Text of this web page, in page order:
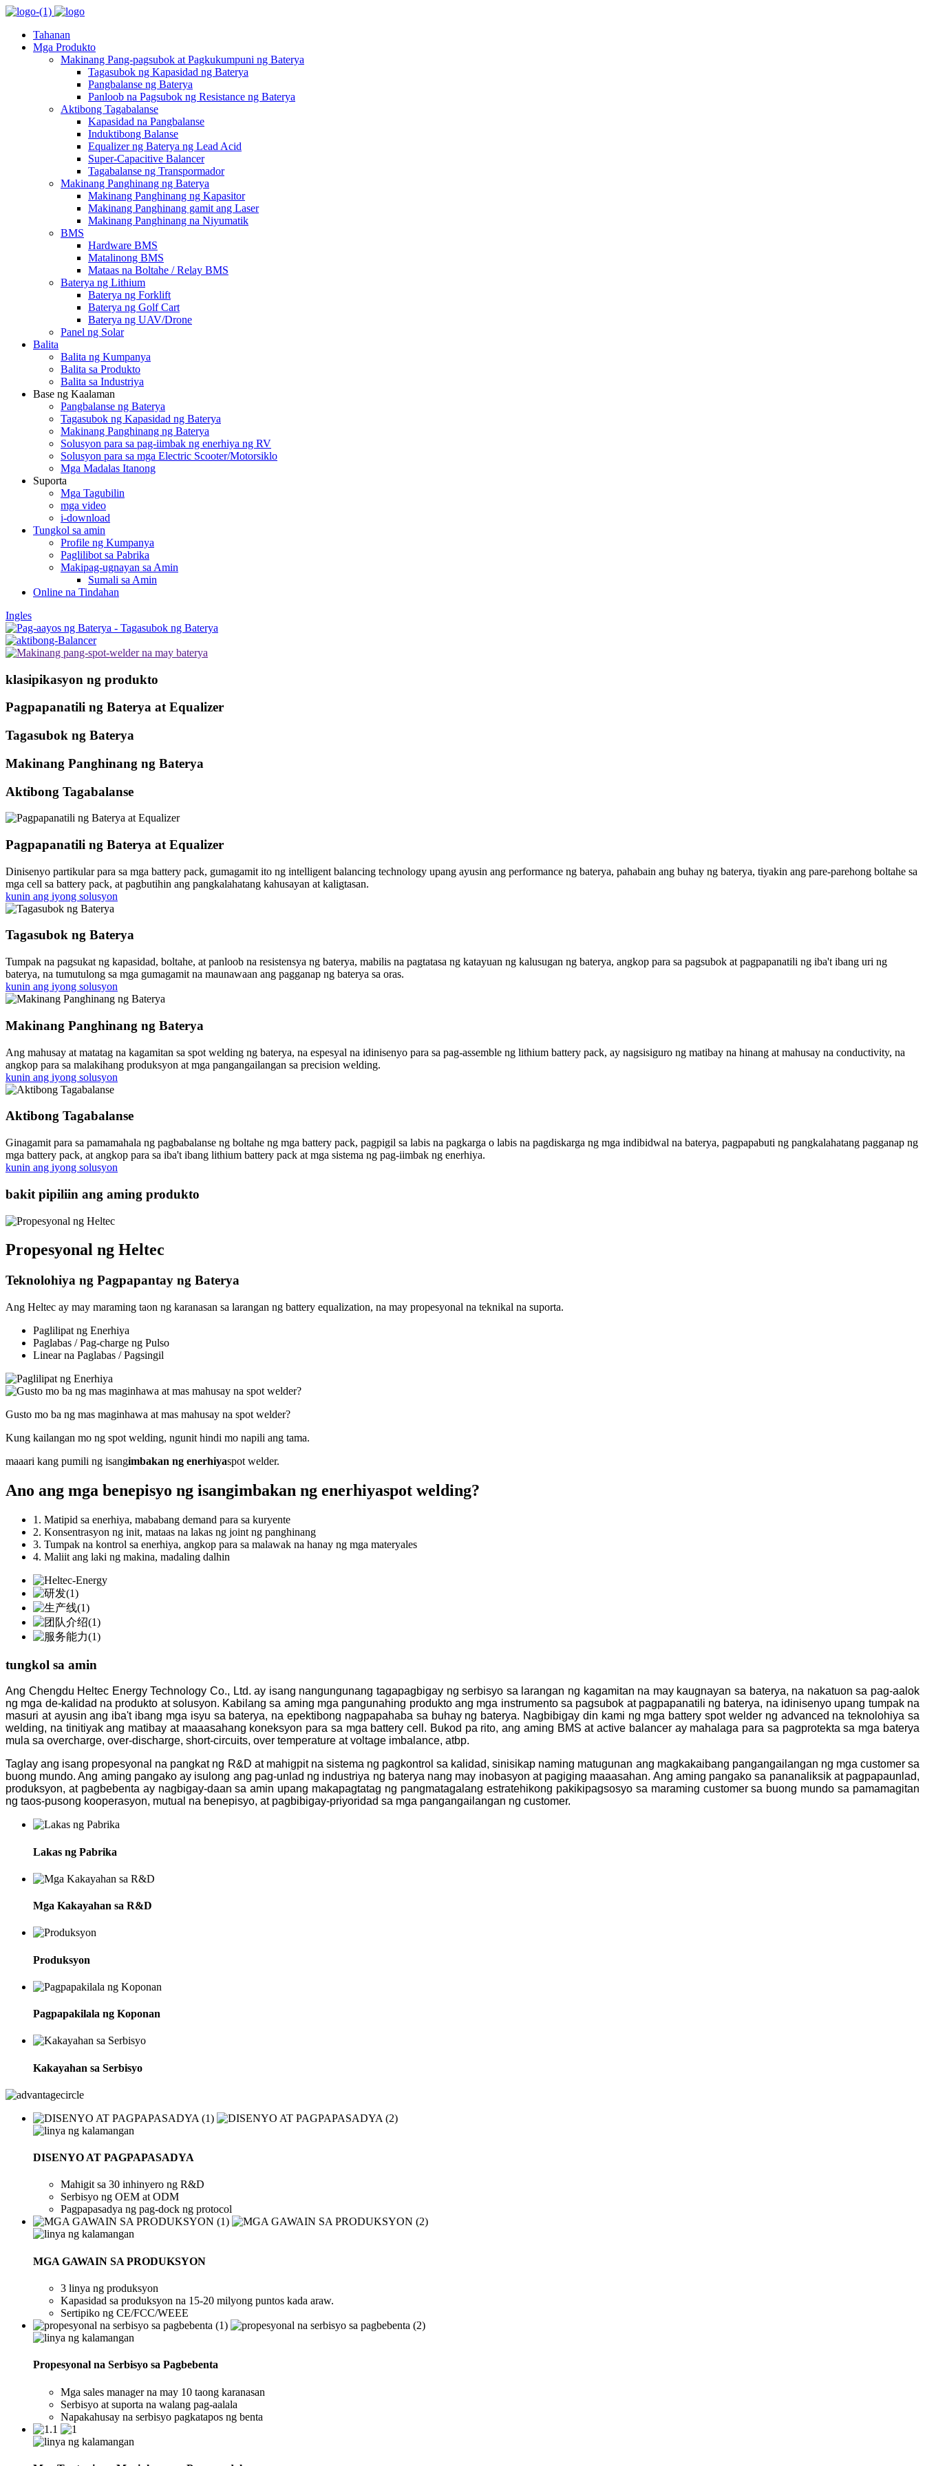
Tahanan
Mga Produkto
Makinang Pang-pagsubok at Pagkukumpuni ng Baterya
Tagasubok ng Kapasidad ng Baterya
Pangbalanse ng Baterya
Panloob na Pagsubok ng Resistance ng Baterya
Aktibong Tagabalanse
Kapasidad na Pangbalanse
Induktibong Balanse
Equalizer ng Baterya ng Lead Acid
Super-Capacitive Balancer
Tagabalanse ng Transpormador
Makinang Panghinang ng Baterya
Makinang Panghinang ng Kapasitor
Makinang Panghinang gamit ang Laser
Makinang Panghinang na Niyumatik
BMS
Hardware BMS
Matalinong BMS
Mataas na Boltahe / Relay BMS
Baterya ng Lithium
Baterya ng Forklift
Baterya ng Golf Cart
Baterya ng UAV/Drone
Panel ng Solar
Balita
Balita ng Kumpanya
Balita sa Produkto
Balita sa Industriya
Base ng Kaalaman
Pangbalanse ng Baterya
Tagasubok ng Kapasidad ng Baterya
Makinang Panghinang ng Baterya
Solusyon para sa pag-iimbak ng enerhiya ng RV
Solusyon para sa mga Electric Scooter/Motorsiklo
Mga Madalas Itanong
Suporta
Mga Tagubilin
mga video
i-download
Tungkol sa amin
Profile ng Kumpanya
Paglilibot sa Pabrika
Makipag-ugnayan sa Amin
Sumali sa Amin
Online na Tindahan
Ingles
klasipikasyon ng produkto
Pagpapanatili ng Baterya at Equalizer
Tagasubok ng Baterya
Makinang Panghinang ng Baterya
Aktibong Tagabalanse
Pagpapanatili ng Baterya at Equalizer
Dinisenyo partikular para sa mga battery pack, gumagamit ito ng intelligent balancing technology upang ayusin ang performance ng baterya, pahabain ang buhay ng baterya, tiyakin ang pare-parehong boltahe sa
mga cell sa battery pack, at pagbutihin ang pangkalahatang kahusayan at kaligtasan.
kunin ang iyong solusyon
Tagasubok ng Baterya
Tumpak na pagsukat ng kapasidad, boltahe, at panloob na resistensya ng baterya, mabilis na pagtatasa ng katayuan ng kalusugan ng baterya, angkop para sa pagsubok at pagpapanatili ng iba't ibang uri ng
baterya, na tumutulong sa mga gumagamit na maunawaan ang pagganap ng baterya sa oras.
kunin ang iyong solusyon
Makinang Panghinang ng Baterya
Ang mahusay at matatag na kagamitan sa spot welding ng baterya, na espesyal na idinisenyo para sa pag-assemble ng lithium battery pack, ay nagsisiguro ng matibay na hinang at mahusay na conductivity, na
angkop para sa malakihang produksyon at mga pangangailangan sa precision welding.
kunin ang iyong solusyon
Aktibong Tagabalanse
Ginagamit para sa pamamahala ng pagbabalanse ng boltahe ng mga battery pack, pagpigil sa labis na pagkarga o labis na pagdiskarga ng mga indibidwal na baterya, pagpapabuti ng pangkalahatang pagganap ng
mga battery pack, at angkop para sa iba't ibang lithium battery pack at mga sistema ng pag-iimbak ng enerhiya.
kunin ang iyong solusyon
bakit pipiliin ang aming produkto
Propesyonal ng Heltec
Teknolohiya ng Pagpapantay ng Baterya
Ang Heltec ay may maraming taon ng karanasan sa larangan ng battery equalization, na may propesyonal na teknikal na suporta.
Paglilipat ng Enerhiya
Paglabas / Pag-charge ng Pulso
Linear na Paglabas / Pagsingil
Gusto mo ba ng mas maginhawa at mas mahusay na spot welder?
Kung kailangan mo ng spot welding, ngunit hindi mo napili ang tama.
maaari kang pumili ng isangimbakan ng enerhiyaspot welder.
Ano ang mga benepisyo ng isangimbakan ng enerhiyaspot welding?
1. Matipid sa enerhiya, mababang demand para sa kuryente
2. Konsentrasyon ng init, mataas na lakas ng joint ng panghinang
3. Tumpak na kontrol sa enerhiya, angkop para sa malawak na hanay ng mga materyales
4. Maliit ang laki ng makina, madaling dalhin
tungkol sa amin
Ang Chengdu Heltec Energy Technology Co., Ltd. ay isang nangungunang tagapagbigay ng serbisyo sa larangan ng kagamitan na may kaugnayan sa baterya, na nakatuon sa pag-aalok
ng mga de-kalidad na produkto at solusyon. Kabilang sa aming mga pangunahing produkto ang mga instrumento sa pagsubok at pagpapanatili ng baterya, na idinisenyo upang tumpak na
masuri at ayusin ang iba't ibang mga isyu sa baterya, na epektibong nagpapahaba sa buhay ng baterya. Nagbibigay din kami ng mga battery spot welder ng advanced na teknolohiya sa
welding, na tinitiyak ang matibay at maaasahang koneksyon para sa mga battery cell. Bukod pa rito, ang aming BMS at active balancer ay mahalaga para sa pagprotekta sa mga baterya
mula sa overcharge, over-discharge, short-circuits, over temperature at voltage imbalance, atbp.
Taglay ang isang propesyonal na pangkat ng R&D at mahigpit na sistema ng pagkontrol sa kalidad, sinisikap naming matugunan ang magkakaibang pangangailangan ng mga customer sa
buong mundo. Ang aming pangako ay isulong ang pag-unlad ng industriya ng baterya nang may inobasyon at pagiging maaasahan. Ang aming pangako sa pananaliksik at pagpapaunlad,
produksyon, at pagbebenta ay nagbigay-daan sa amin upang makapagtatag ng pangmatagalang estratehikong pakikipagsosyo sa maraming customer sa buong mundo sa pamamagitan
ng taos-pusong kooperasyon, mutual na benepisyo, at pagbibigay-priyoridad sa mga pangangailangan ng customer.
Lakas ng Pabrika
Mga Kakayahan sa R&D
Produksyon
Pagpapakilala ng Koponan
Kakayahan sa Serbisyo
DISENYO AT PAGPAPASADYA
Mahigit sa 30 inhinyero ng R&D
Serbisyo ng OEM at ODM
Pagpapasadya ng pag-dock ng protocol
MGA GAWAIN SA PRODUKSYON
3 linya ng produksyon
Kapasidad sa produksyon na 15-20 milyong puntos kada araw.
Sertipiko ng CE/FCC/WEEE
Propesyonal na Serbisyo sa Pagbebenta
Mga sales manager na may 10 taong karanasan
Serbisyo at suporta na walang pag-aalala
Napakahusay na serbisyo pagkatapos ng benta